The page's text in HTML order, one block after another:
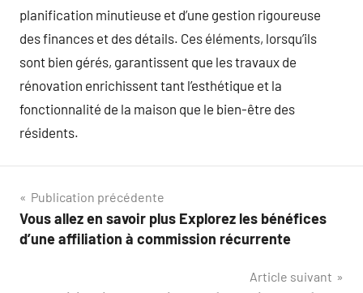
planification minutieuse et d’une gestion rigoureuse
des finances et des détails. Ces éléments, lorsqu’ils
sont bien gérés, garantissent que les travaux de
rénovation enrichissent tant l’esthétique et la
fonctionnalité de la maison que le bien-être des
résidents.
Navigation
de
Publication précédente
Vous allez en savoir plus Explorez les bénéfices
d’une affiliation à commission récurrente
Article suivant